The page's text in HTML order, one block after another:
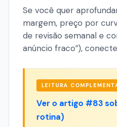
Se você quer
margem, preço por
de revisão semanal e
anúncio fraco”),
LEITURA
Ver o artigo #83
rotina)